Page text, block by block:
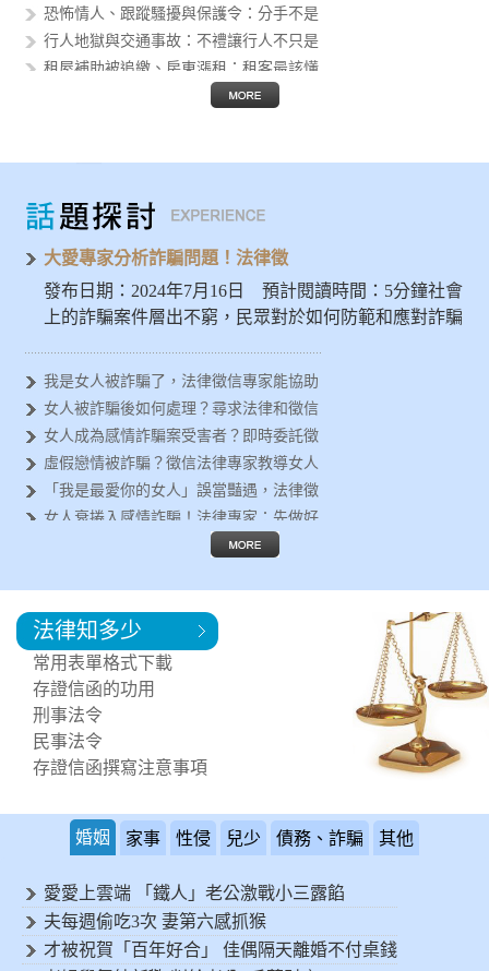
恐怖情人、跟蹤騷擾與保護令：分手不是
行人地獄與交通事故：不禮讓行人不只是
租屋補助被追繳、房東漲租：租客最該懂
個資外洩後的人生風險：身分證字號、護
發揮大愛精神避免被詐騙，徵信專家示警
女人容易被金錢詐騙？法律徵信專家分析
大愛專家分析詐騙問題！法律徵
發布日期：2024年7月16日 預計閱讀時間：5分鐘社會
上的詐騙案件層出不窮，民眾對於如何防範和應對詐騙
我是女人被詐騙了，法律徵信專家能協助
女人被詐騙後如何處理？尋求法律和徵信
女人成為感情詐騙案受害者？即時委託徵
虛假戀情被詐騙？徵信法律專家教導女人
「我是最愛你的女人」誤當豔遇，法律徵
女人衰捲入感情詐騙！法律專家：先做好
遇到行車糾紛怎麼辦？法律專家告訴你這
鄰居每天製造噪音讓您受不了！可以進行
突然遇到法律問題，該如何尋求協助?
需要專業的法律諮詢，何處可以尋求協助
法律知多少
常用表單格式下載
存證信函的功用
刑事法令
民事法令
存證信函撰寫注意事項
婚姻 家事 性侵 兒少 債務、詐騙 其他
愛愛上雲端 「鐵人」老公激戰小三露餡
夫每週偷吃3次 妻第六感抓猴
才被祝賀「百年好合」 佳偶隔天離婚不付桌錢